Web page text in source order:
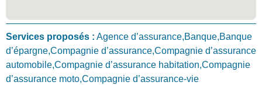
Services proposés : Agence d’assurance,Banque,Banque
d’épargne,Compagnie d’assurance,Compagnie d’assurance
automobile,Compagnie d’assurance habitation,Compagnie
d’assurance moto,Compagnie d’assurance-vie